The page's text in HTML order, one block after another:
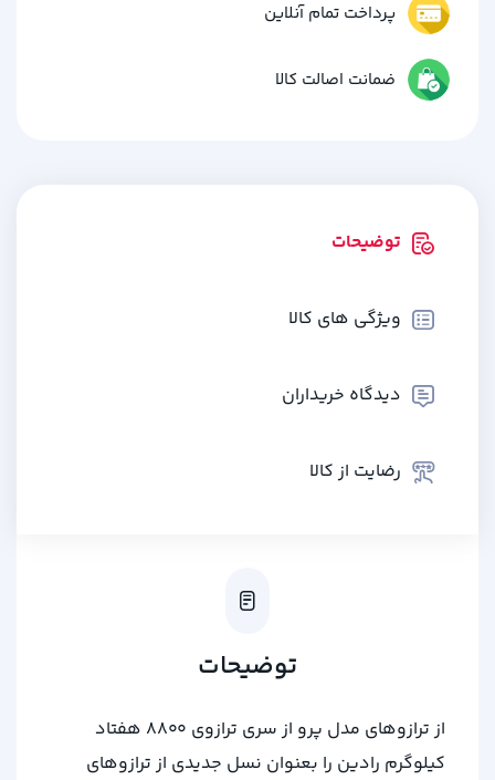
پرداخت تمام آنلاین
ضمانت اصالت کالا
توضیحات
ویژگی های کالا
دیدگاه خریداران
رضایت از کالا
توضیحات
از ترازوهای مدل پرو از سری ترازوی ۸۸۰۰ هفتاد
کیلوگرم رادین را بعنوان نسل جدیدی از ترازوهای